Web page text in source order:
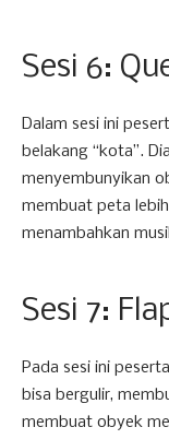
Sesi 6:
Dalam sesi ini
belakang “kota”.
menyembunyikan
membuat peta
menambahkan
Sesi 7:
Pada sesi ini
bisa bergulir,
membuat obyek